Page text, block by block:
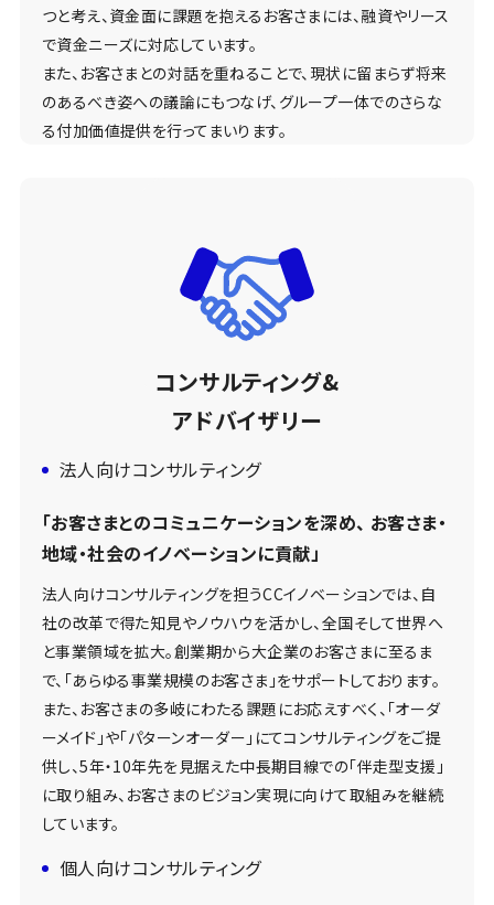
つと考え、資金面に課題を抱えるお客さまには、融資やリース
で資金ニーズに対応しています。
また、お客さまとの対話を重ねることで、現状に留まらず将来
のあるべき姿への議論にもつなげ、グループ一体でのさらな
る付加価値提供を行ってまいります。
コンサルティング&
アドバイザリー
法人向けコンサルティング
「お客さまとのコミュニケーションを深め、 お客さま・
地域・社会のイノベーションに貢献」
法人向けコンサルティングを担うCCイノベーションでは、自
社の改革で得た知見やノウハウを活かし、全国そして世界へ
と事業領域を拡大。創業期から大企業のお客さまに至るま
で、「あらゆる事業規模のお客さま」をサポートしております。
また、お客さまの多岐にわたる課題にお応えすべく、「オーダ
ーメイド」や「パターンオーダー」にてコンサルティングをご提
供し、5年・10年先を見据えた中長期目線での「伴走型支援」
に取り組み、お客さまのビジョン実現に向けて取組みを継続
しています。
個人向けコンサルティング